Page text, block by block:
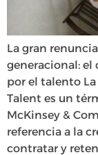
La gran
generacional: el
por el talento
Talent es un
McKinsey &
referencia a la
contratar y